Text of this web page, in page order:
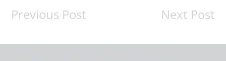
Previous Post Next Post